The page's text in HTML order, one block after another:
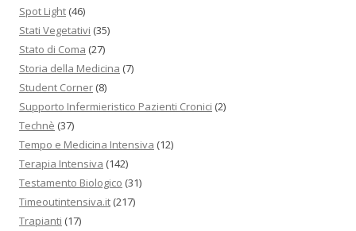
Spot Light (46)
Stati Vegetativi (35)
Stato di Coma (27)
Storia della Medicina (7)
Student Corner (8)
Supporto Infermieristico Pazienti Cronici (2)
Technè (37)
Tempo e Medicina Intensiva (12)
Terapia Intensiva (142)
Testamento Biologico (31)
Timeoutintensiva.it (217)
Trapianti (17)